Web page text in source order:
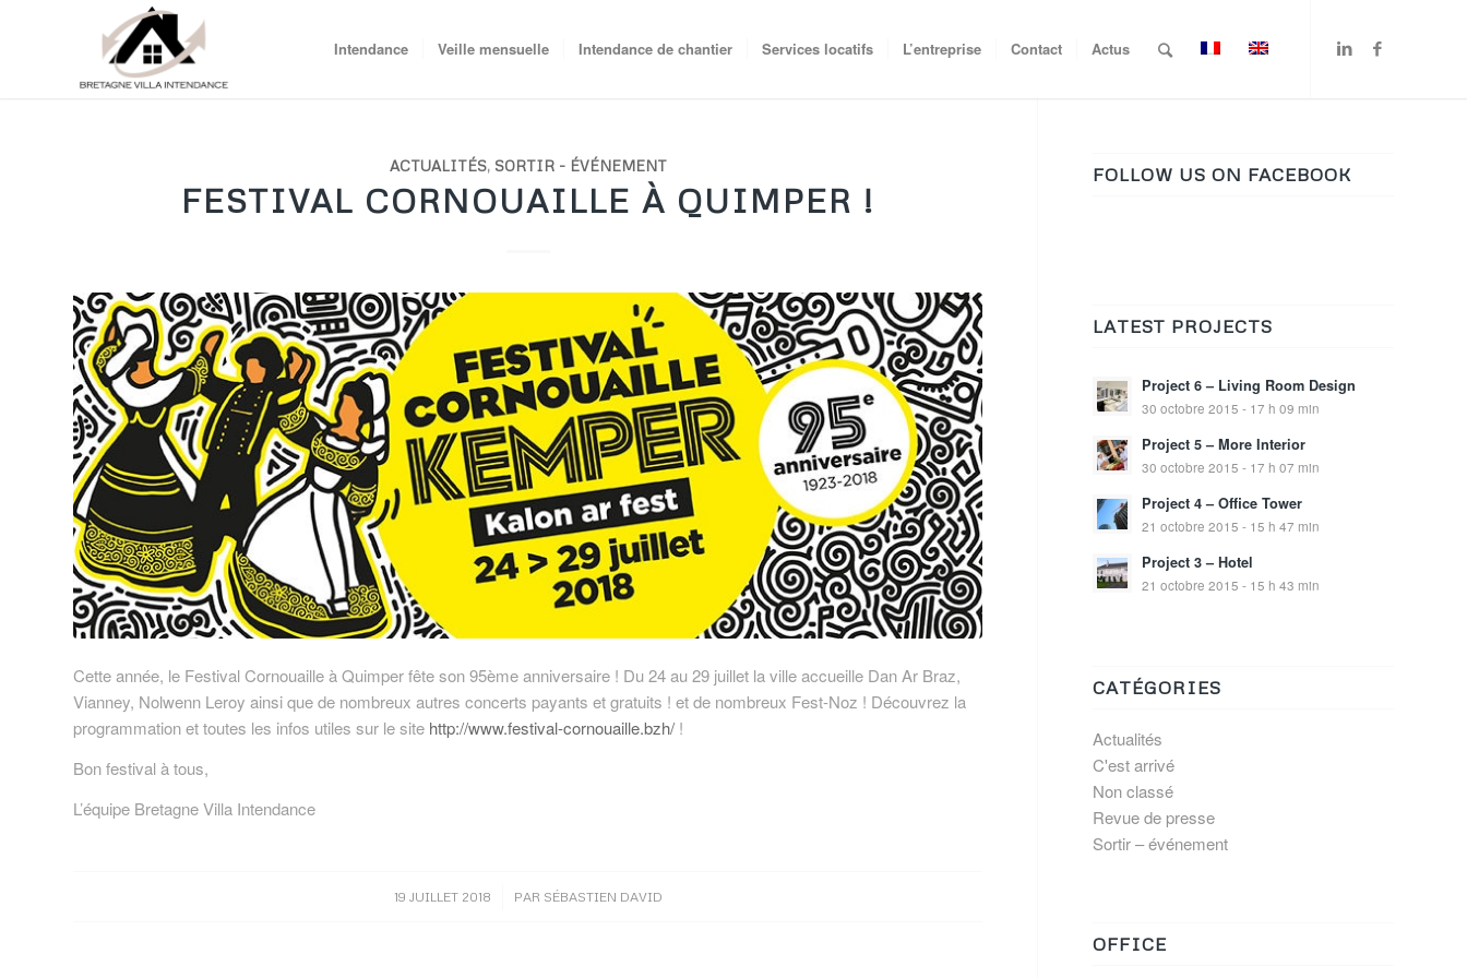
Intendance Veille mensuelle Intendance de chantier Services locatifs L’entreprise Contact Actus
ACTUALITÉS, SORTIR - ÉVÉNEMENT
FESTIVAL CORNOUAILLE À QUIMPER !
Cette année, le Festival Cornouaille à Quimper fête son 95ème anniversaire ! Du 24 au 29 juillet la ville accueille Dan Ar Braz,
Vianney, Nolwenn Leroy ainsi que de nombreux autres concerts payants et gratuits ! et de nombreux Fest-Noz ! Découvrez la
programmation et toutes les infos utiles sur le site http://www.festival-cornouaille.bzh/ !
Bon festival à tous,
L’équipe Bretagne Villa Intendance
19 JUILLET 2018
/ PAR SÉBASTIEN DAVID
FOLLOW US ON FACEBOOK
LATEST PROJECTS
Project 6 – Living Room Design
30 octobre 2015 - 17 h 09 min
Project 5 – More Interior
30 octobre 2015 - 17 h 07 min
Project 4 – Office Tower
21 octobre 2015 - 15 h 47 min
Project 3 – Hotel
21 octobre 2015 - 15 h 43 min
CATÉGORIES
Actualités
C'est arrivé
Non classé
Revue de presse
Sortir – événement
OFFICE